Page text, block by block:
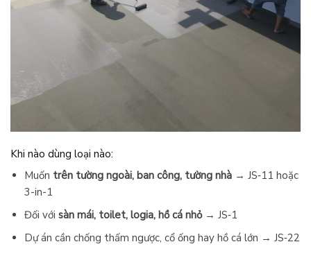
Khi nào dùng loại nào:
Muốn trên tường ngoài, ban công, tường nhà→ JS‑11 hoặc
3-in-1
Đối với sàn mái, toilet, logia, hồ cá nhỏ→ JS‑1
Dự án cần chống thấm ngược, cổ ống hay hồ cá lớn → JS‑22